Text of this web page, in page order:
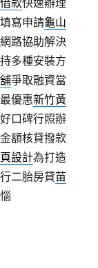
款快速辦理
寫申請龜山
路協助解決
多種安裝方
爭取融資當
優惠新竹黃
口碑行照辦
額核貸撥款
設計為打造
二胎房貸苗